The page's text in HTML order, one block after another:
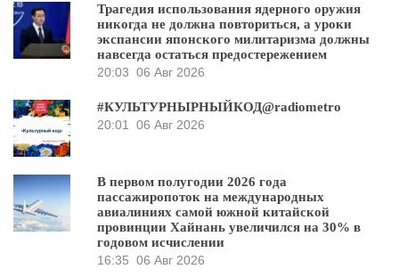
Трагедия использования ядерного оружия
никогда не должна повториться, а уроки
экспансии японского милитаризма должны
навсегда остаться предостережением
20:03 06 Авг 2026
#КУЛЬТУРНЫРНЫЙКОД@radiometro
20:01
06 Авг 2026
В первом полугодии 2026 года
пассажиропоток на международных
авиалиниях самой южной китайской
провинции Хайнань увеличился на 30% в
годовом исчислении
16:35 06 Авг 2026